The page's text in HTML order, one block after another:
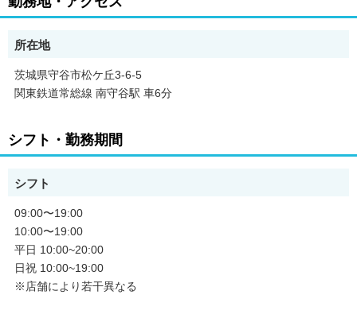
所在地
茨城県守谷市松ケ丘3-6-5
関東鉄道常総線 南守谷駅 車6分
シフト・勤務期間
シフト
09:00〜19:00
10:00〜19:00
平日 10:00~20:00
日祝 10:00~19:00
※店舗により若干異なる